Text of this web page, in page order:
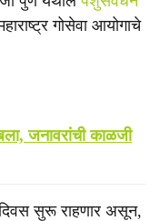
गोसेवा आयोगाचे
जनावरांची काळजी
सुरू राहणार असून,